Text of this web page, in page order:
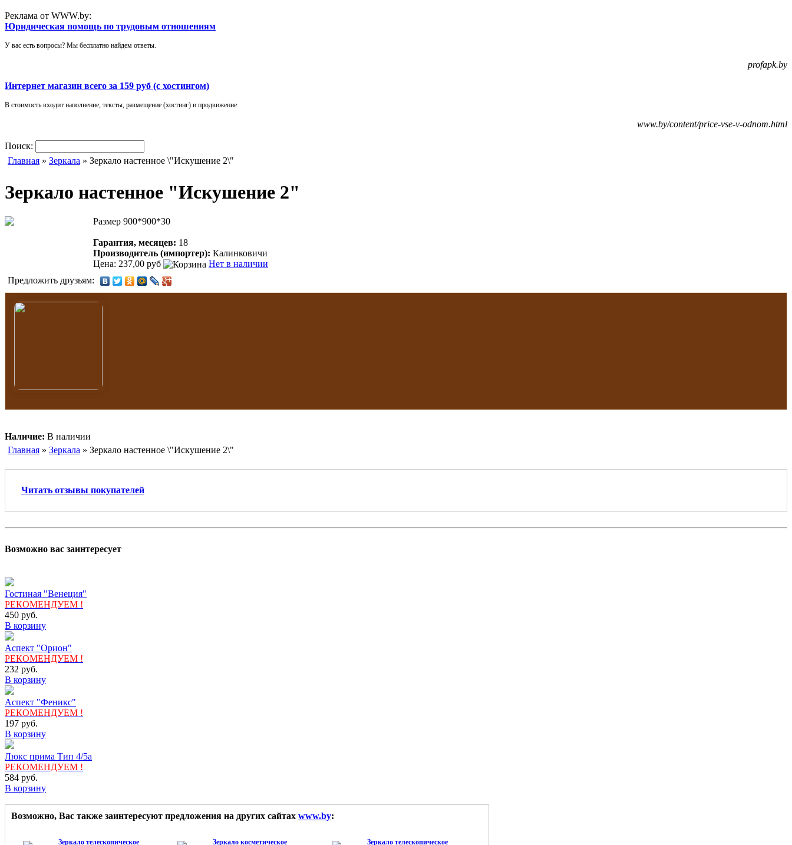
Реклама от WWW.by:
Юридическая помощь по трудовым отношениям
У вас есть вопросы? Мы бесплатно найдем ответы.
profapk.by
Интернет магазин всего за 159 руб (с хостингом)
В стоимость входит наполнение, тексты, размещение (хостинг) и продвижение
www.by/content/price-vse-v-odnom.html
Поиск:
Главная » Зеркала » Зеркало настенное \"Искушение 2\"
Зеркало настенное "Искушение 2"
Размер 900*900*30
Гарантия, месяцев: 18
Производитель (импортер): Калинковичи
Цена: 237,00 руб
Нет в наличии
Предложить друзьям:
Наличие: В наличии
Главная » Зеркала » Зеркало настенное \"Искушение 2\"
Читать отзывы покупателей
Возможно вас заинтересует
Гостиная "Венеция"
РЕКОМЕНДУЕМ !
450 руб.
В корзину
Аспект "Орион"
РЕКОМЕНДУЕМ !
232 руб.
В корзину
Аспект "Феникс"
РЕКОМЕНДУЕМ !
197 руб.
В корзину
Люкс прима Тип 4/5а
РЕКОМЕНДУЕМ !
584 руб.
В корзину
Возможно, Вас также заинтересуют предложения на других сайтах www.by:
Зеркало телескопическое Зеркало косметическое Зеркало телескопическое